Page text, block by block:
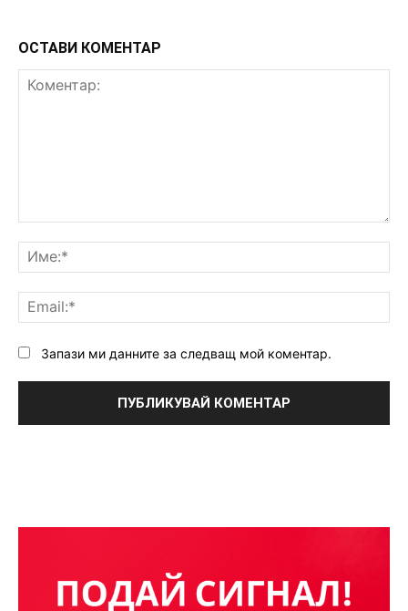
ОСТАВИ КОМЕНТАР
Запази ми данните за следващ мой коментар.